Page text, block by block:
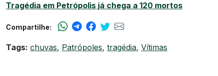
Tragédia em Petrópolis já chega a 120 mortos
Compartilhe:
Tags: chuvas, Patrópoles, tragédia, Vítimas